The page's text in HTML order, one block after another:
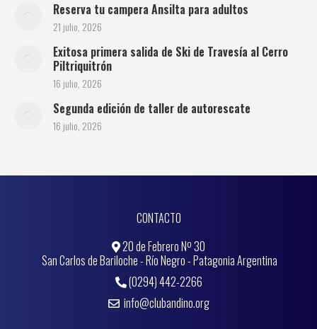
Reserva tu campera Ansilta para adultos
21 julio, 2026
Exitosa primera salida de Ski de Travesía al Cerro
Piltriquitrón
16 julio, 2026
Segunda edición de taller de autorescate
16 julio, 2026
CONTACTO
20 de Febrero Nº 30
San Carlos de Bariloche - Río Negro - Patagonia Argentina
(0294) 442-2266
info@clubandino.org